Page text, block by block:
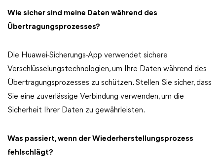
Wie sicher sind meine Daten während des
Übertragungsprozesses?
Die Huawei-Sicherungs-App verwendet sichere
Verschlüsselungstechnologien, um Ihre Daten während des
Übertragungsprozesses zu schützen. Stellen Sie sicher, dass
Sie eine zuverlässige Verbindung verwenden, um die
Sicherheit Ihrer Daten zu gewährleisten.
Was passiert, wenn der Wiederherstellungsprozess
fehlschlägt?